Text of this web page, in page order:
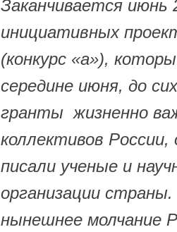
Заканчивается июнь
инициативных
(конкурс «а»),
середине июня, до
гранты жизненно
коллективов
писали ученые и
организации
нынешнее молчание